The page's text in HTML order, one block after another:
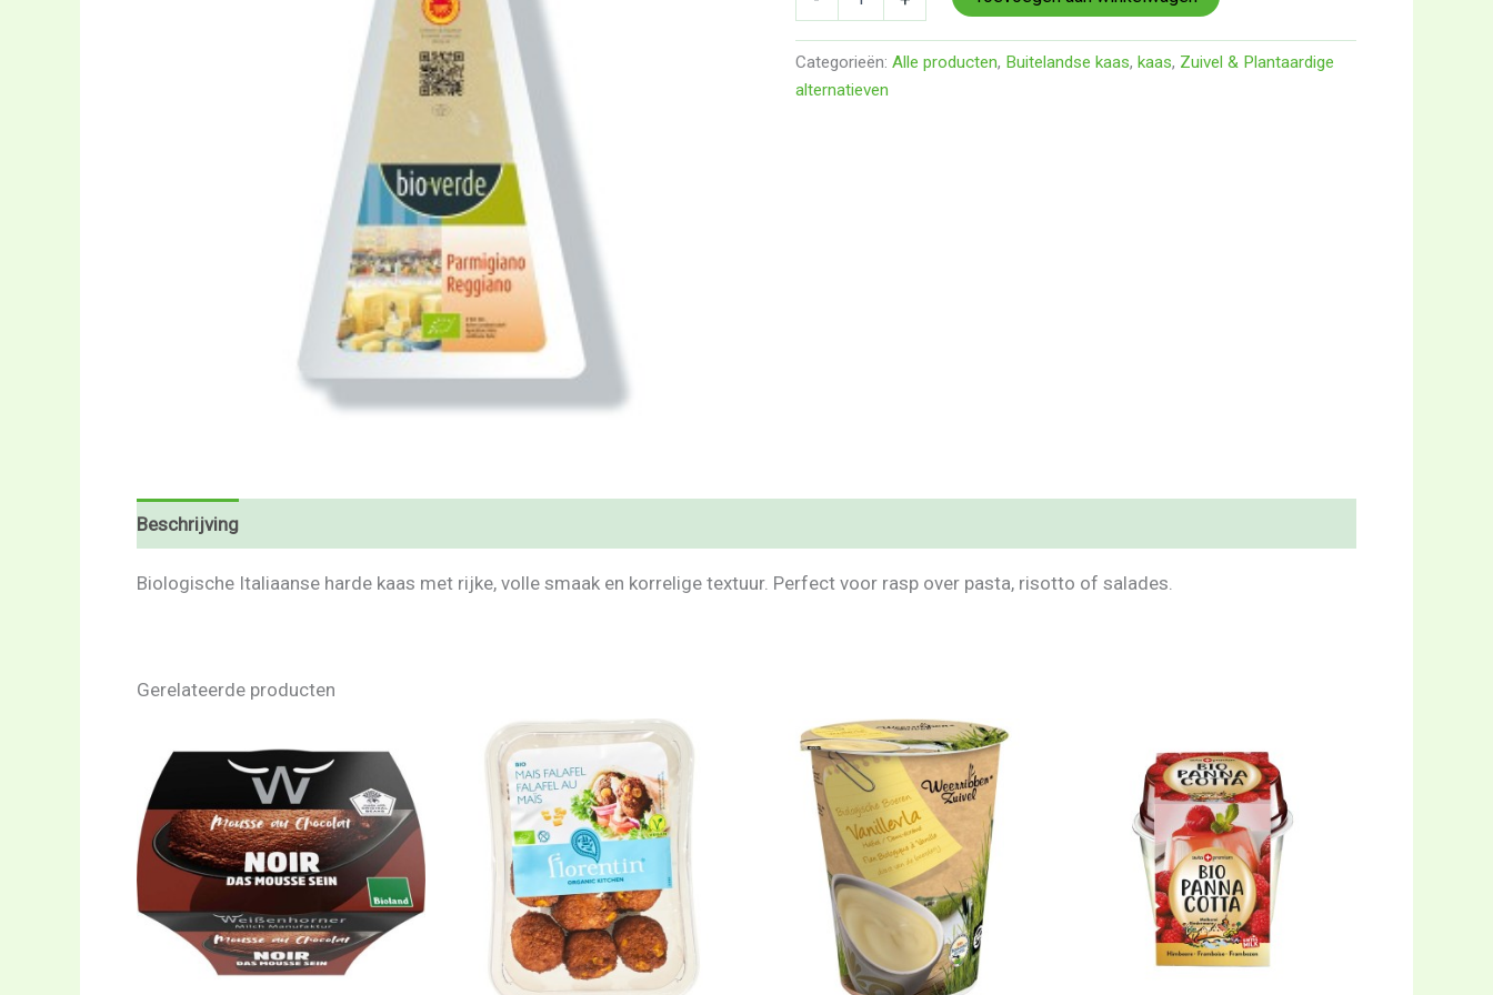
Categorieën: Alle producten, Buitelandse kaas, kaas, Zuivel & Plantaardige
alternatieven
Beschrijving
Biologische Italiaanse harde kaas met rijke, volle smaak en korrelige textuur. Perfect voor rasp over pasta, risotto of salades.
Gerelateerde producten